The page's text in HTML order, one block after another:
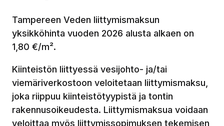
Tampereen Veden liittymismaksun
yksikköhinta vuoden 2026 alusta alkaen on
1,80 €/m².
Kiinteistön liittyessä vesijohto- ja/tai
viemäriverkostoon veloitetaan liittymismaksu,
joka riippuu kiinteistötyypistä ja tontin
rakennusoikeudesta. Liittymismaksua voidaan
veloittaa myös liittymissopimuksen tekemisen